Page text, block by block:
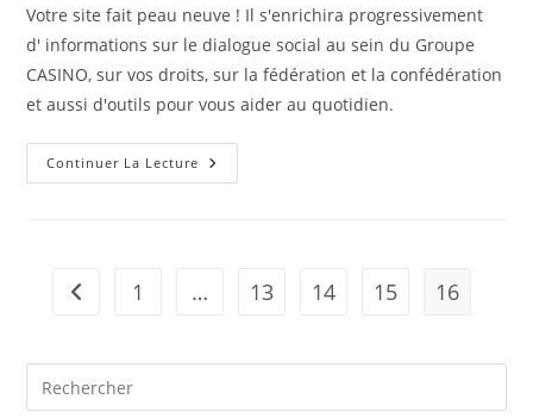
Votre site fait peau neuve ! Il s'enrichira progressivement
d' informations sur le dialogue social au sein du Groupe
CASINO, sur vos droits, sur la fédération et la confédération
et aussi d'outils pour vous aider au quotidien.
Continuer La Lecture
1 … 13 14 15 16